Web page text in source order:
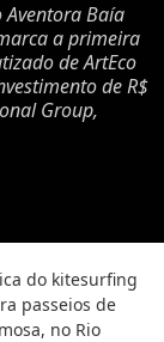
Baía
a primeira
de ArtEco
de R$
Group,
do kitesurfing
passeios de
no Rio